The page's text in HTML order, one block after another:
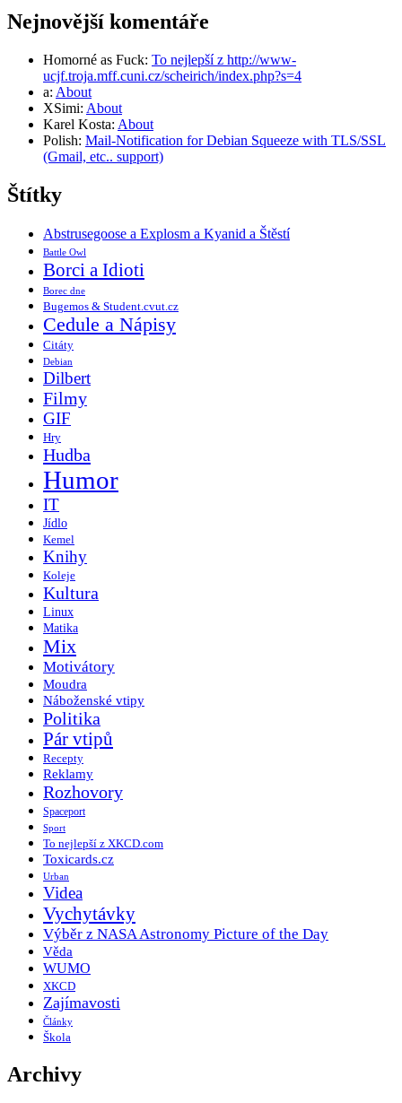
Nejnovější komentáře
Homorné as Fuck: To nejlepší z http://www-
ucjf.troja.mff.cuni.cz/scheirich/index.php?s=4
a: About
XSimi: About
Karel Kosta: About
Polish: Mail-Notification for Debian Squeeze with TLS/SSL
(Gmail, etc.. support)
Štítky
Abstrusegoose a Explosm a Kyanid a Štěstí
Battle Owl
Borci a Idioti
Borec dne
Bugemos & Student.cvut.cz
Cedule a Nápisy
Citáty
Debian
Dilbert
Filmy
GIF
Hry
Hudba
Humor
IT
Jídlo
Kemel
Knihy
Koleje
Kultura
Linux
Matika
Mix
Motivátory
Moudra
Náboženské vtipy
Politika
Pár vtipů
Recepty
Reklamy
Rozhovory
Spaceport
Sport
To nejlepší z XKCD.com
Toxicards.cz
Urban
Videa
Vychytávky
Výběr z NASA Astronomy Picture of the Day
Věda
WUMO
XKCD
Zajímavosti
Články
Škola
Archivy